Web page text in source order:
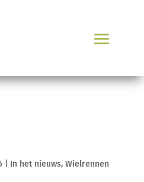
| In het nieuws, Wielrennen